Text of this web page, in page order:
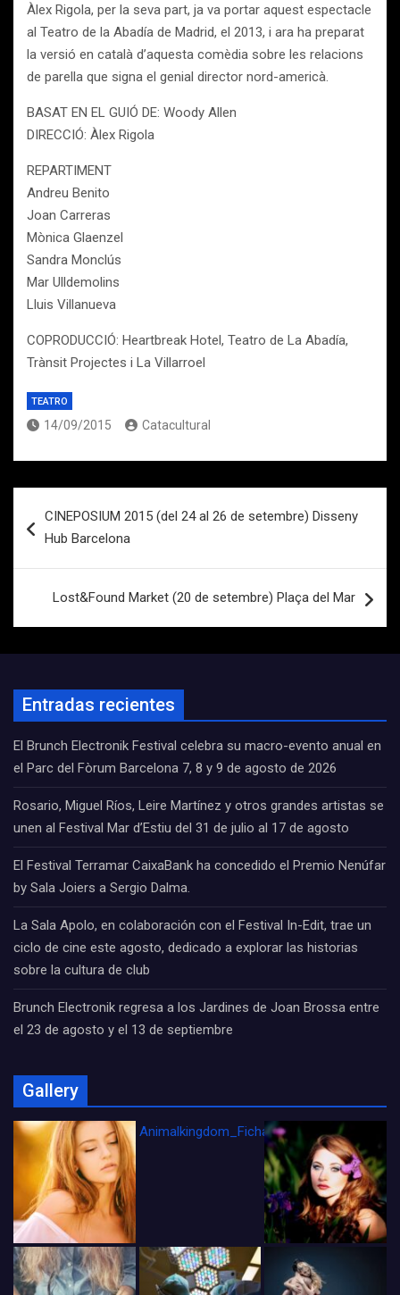
Àlex Rigola, per la seva part, ja va portar aquest espectacle
al Teatro de la Abadía de Madrid, el 2013, i ara ha preparat
la versió en català d’aquesta comèdia sobre les relacions
de parella que signa el genial director nord-americà.
BASAT EN EL GUIÓ DE: Woody Allen
DIRECCIÓ: Àlex Rigola
REPARTIMENT
Andreu Benito
Joan Carreras
Mònica Glaenzel
Sandra Monclús
Mar Ulldemolins
Lluis Villanueva
COPRODUCCIÓ: Heartbreak Hotel, Teatro de La Abadía,
Trànsit Projectes i La Villarroel
TEATRO
14/09/2015 Catacultural
de
CINEPOSIUM 2015 (del 24 al 26 de setembre) Disseny
Hub Barcelona
Lost&Found Market (20 de setembre) Plaça del Mar
Entradas recientes
El Brunch Electronik Festival celebra su macro-evento anual en
el Parc del Fòrum Barcelona 7, 8 y 9 de agosto de 2026
Rosario, Miguel Ríos, Leire Martínez y otros grandes artistas se
unen al Festival Mar d’Estiu del 31 de julio al 17 de agosto
El Festival Terramar CaixaBank ha concedido el Premio Nenúfar
by Sala Joiers a Sergio Dalma.
La Sala Apolo, en colaboración con el Festival In-Edit, trae un
ciclo de cine este agosto, dedicado a explorar las historias
sobre la cultura de club
Brunch Electronik regresa a los Jardines de Joan Brossa entre
el 23 de agosto y el 13 de septiembre
Gallery
Animalkingdom_FichaCine